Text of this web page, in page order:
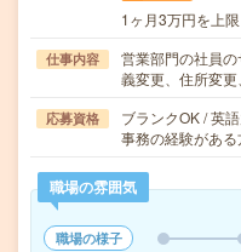
1ヶ月3万円を上
仕事内容
営業部門の社員
義変更、住所変
応募資格
ブランクOK / 英
事務の経験がある
職場の雰囲気
職場の様子